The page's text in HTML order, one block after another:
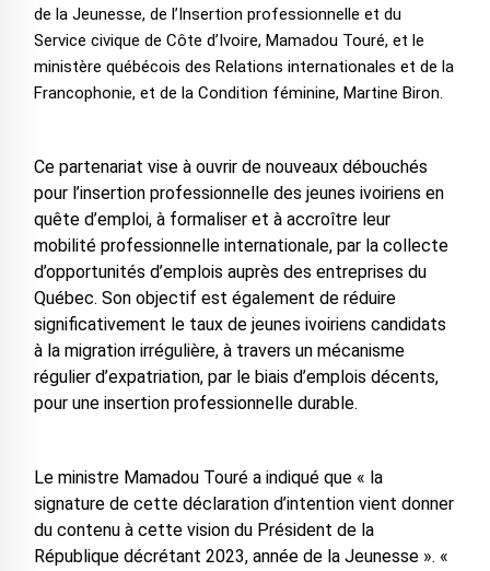
de la Jeunesse, de l’Insertion professionnelle et du
Service civique de Côte d’Ivoire, Mamadou Touré, et le
ministère québécois des Relations internationales et de la
Francophonie, et de la Condition féminine, Martine Biron.
Ce partenariat vise à ouvrir de nouveaux débouchés
pour l’insertion professionnelle des jeunes ivoiriens en
quête d’emploi, à formaliser et à accroître leur
mobilité professionnelle internationale, par la collecte
d’opportunités d’emplois auprès des entreprises du
Québec. Son objectif est également de réduire
significativement le taux de jeunes ivoiriens candidats
à la migration irrégulière, à travers un mécanisme
régulier d’expatriation, par le biais d’emplois décents,
pour une insertion professionnelle durable.
Le ministre Mamadou Touré a indiqué que « la
signature de cette déclaration d’intention vient donner
du contenu à cette vision du Président de la
République décrétant 2023, année de la Jeunesse ». «